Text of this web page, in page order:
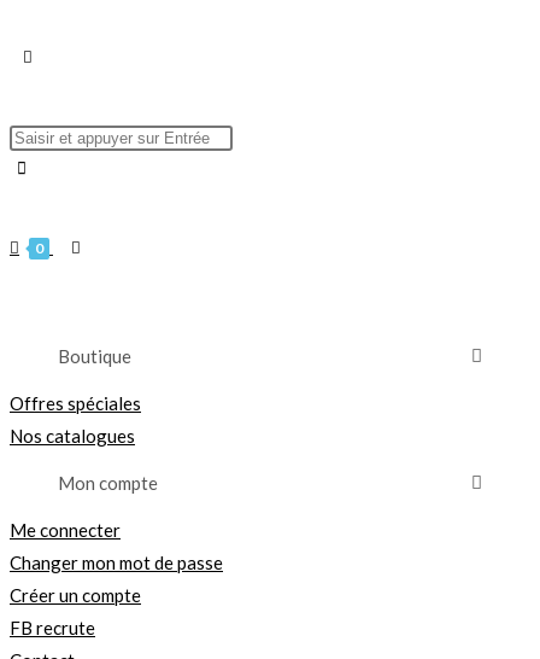
0
Boutique
Offres spéciales
Nos catalogues
Mon compte
Me connecter
Changer mon mot de passe
Créer un compte
FB recrute